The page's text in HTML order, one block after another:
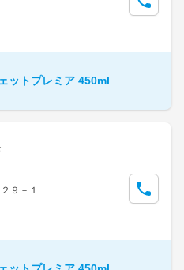
ットプレミア 450ml
９－１